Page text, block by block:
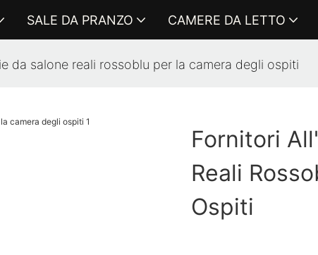
SALE DA PRANZO CAMERE DA LETTO
da salone reali rossoblu per la camera degli ospiti
Fornitori
Reali
Ospiti